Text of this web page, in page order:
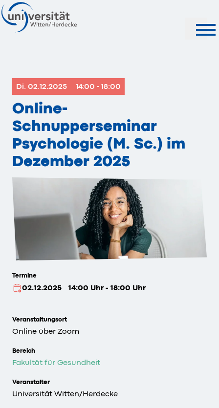
Di. 02.12.2025 14:00 - 18:00
Online-
Schnupperseminar
Psychologie (M. Sc.) im
Dezember 2025
Termine
02.12.2025 14:00 Uhr - 18:00 Uhr
Veranstaltungsort
Online über Zoom
Bereich
Fakultät für Gesundheit
Veranstalter
Universität Witten/Herdecke